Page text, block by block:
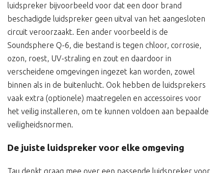
luidspreker bijvoorbeeld voor dat een door brand
beschadigde luidspreker geen uitval van het aangesloten
circuit veroorzaakt. Een ander voorbeeld is de
Soundsphere Q-6, die bestand is tegen chloor, corrosie,
ozon, roest, UV-straling en zout en daardoor in
verscheidene omgevingen ingezet kan worden, zowel
binnen als in de buitenlucht. Ook hebben de luidsprekers
vaak extra (optionele) maatregelen en accessoires voor
het veilig installeren, om te kunnen voldoen aan bepaalde
veiligheidsnormen.
De juiste luidspreker voor elke omgeving
Tau denkt graag mee over een passende luidspreker voor